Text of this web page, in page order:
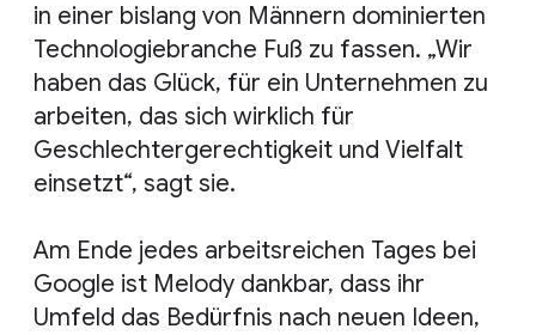
in einer bislang von Männern dominierten
Technologiebranche Fuß zu fassen. „Wir
haben das Glück, für ein Unternehmen zu
arbeiten, das sich wirklich für
Geschlechtergerechtigkeit und Vielfalt
einsetzt“, sagt sie.
Am Ende jedes arbeitsreichen Tages bei
Google ist Melody dankbar, dass ihr
Umfeld das Bedürfnis nach neuen Ideen,